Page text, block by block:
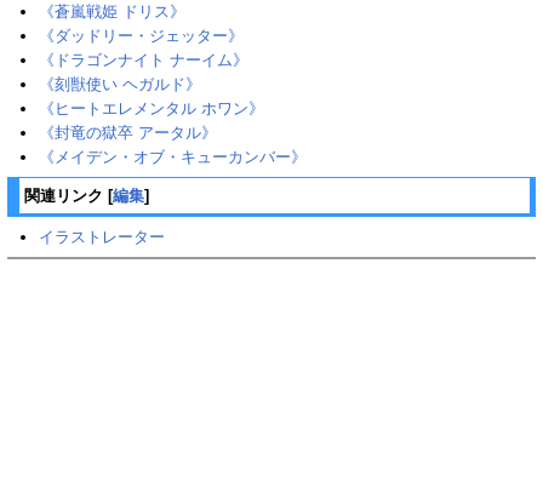
《蒼嵐戦姫 ドリス》
《ダッドリー・ジェッター》
《ドラゴンナイト ナーイム》
《刻獣使い ヘガルド》
《ヒートエレメンタル ホワン》
《封竜の獄卒 アータル》
《メイデン・オブ・キューカンバー》
関連リンク [編集]
イラストレーター